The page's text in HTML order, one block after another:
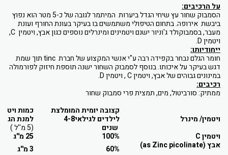
על הרכיבים:
הסמבוק שחור עץ שיחי הגדל ביערות המיתמר לגובה של כ-5 מטר הוא נפוץ
ביבשת אירופה. בתחום הטיפולי משתמשים בו בעיקר בעונת החורף ועונת
מעבר, בסמבוקולד ג'וניור ישנם ויטמינים ומינרלים נוספים כגון אבץ, ויטמין C
,
ויטמיןD
.
ייחודיותו:
חומר הגלם נבחר בקפידה רבה ע"י אנשי המקצוע של חברת tincתוך שמת
דגש בעיקר על איכותו. בנוסף לסמבוק השחור ישנה תוספת חיזוק לפורמולה
במינונים גבוהים של אבץ, ויטמיןC, ויטמיןD
.
רכיבים:
ממתיק: סורביטול, מים, תמצית פרי סמבוק שחור
ויטמין/ מינרל
קצובה יומית המומלצת
לילדיםלגילאי4-8
שנים
כמות
למנת
(5 מ''ל )
ויטמיןC
100%
25 מ''ג
אבץ (as Zinc picolinate
)
60%
3 מ''ג